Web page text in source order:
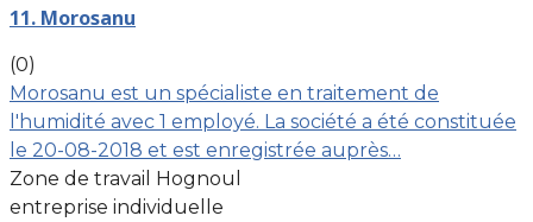
11. Morosanu
(0)
Morosanu est un spécialiste en traitement de
l'humidité avec 1 employé. La société a été constituée
le 20-08-2018 et est enregistrée auprès…
Zone de travail Hognoul
entreprise individuelle